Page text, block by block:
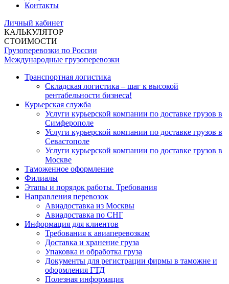
Контакты
Личный кабинет
КАЛЬКУЛЯТОР
СТОИМОСТИ
Грузоперевозки по России
Международные грузоперевозки
Транспортная логистика
Складская логистика – шаг к высокой
рентабельности бизнеса!
Курьерская служба
Услуги курьерской компании по доставке грузов в
Симферополе
Услуги курьерской компании по доставке грузов в
Севастополе
Услуги курьерской компании по доставке грузов в
Москве
Таможенное оформление
Филиалы
Этапы и порядок работы. Требования
Направления перевозок
Авиадоставка из Москвы
Авиадоставка по СНГ
Информация для клиентов
Требования к авиаперевозкам
Доставка и хранение груза
Упаковка и обработка груза
Документы для регистрации фирмы в таможне и
оформления ГТД
Полезная информация